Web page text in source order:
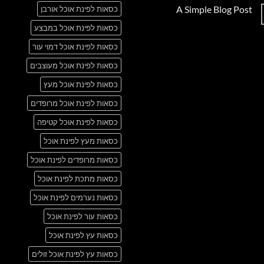
על
A Simple Blog Post
כסאות לפינת אוכל אורבן
כסאות לפינת אוכל במבצע
כסאות לפינת אוכל דמוי עור
כסאות לפינת אוכל מעוצבים
כסאות לפינת אוכל מעץ
כסאות לפינת אוכל מרופדים
כסאות לפינת אוכל קטיפה
כסאות מעץ לפינת אוכל
כסאות מרופדים לפינת אוכל
כסאות מתכת לפינת אוכל
כסאות נערמים לפינת אוכל
כסאות עור לפינת אוכל
כסאות עץ לפינת אוכל
כסאות עץ לפינת אוכל זולים